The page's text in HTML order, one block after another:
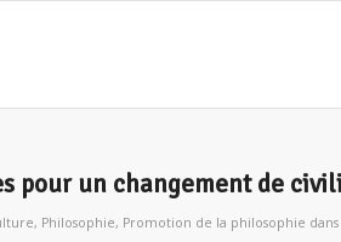
pour un changement de
, Philosophie, Promotion de la philosophie